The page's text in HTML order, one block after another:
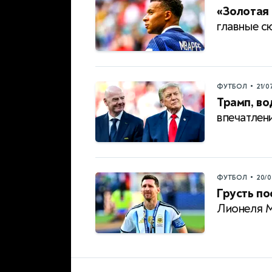
главные
ФУТБОЛ • 21/
Трамп,
ФУТБОЛ • 20/
Грусть
Лионеля